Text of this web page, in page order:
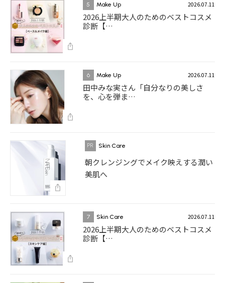
5 Make Up 2026.07.11
2026上半期大人のためのベストコスメ
診断【…
6 Make Up 2026.07.11
田中みな実さん「自分なりの美しさ
を、心を弾ま…
Skin Care
朝クレンジングでメイク映えする潤い
美肌へ
7 Skin Care 2026.07.11
2026上半期大人のためのベストコスメ
診断【…